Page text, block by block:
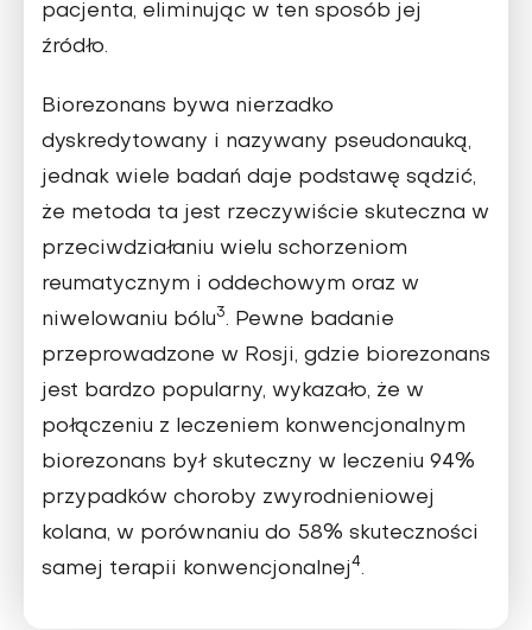
pacjenta, eliminując w ten sposób jej
źródło.
Biorezonans bywa nierzadko
dyskredytowany i nazywany pseudonauką,
jednak wiele badań daje podstawę sądzić,
że metoda ta jest rzeczywiście skuteczna w
przeciwdziałaniu wielu schorzeniom
reumatycznym i oddechowym oraz w
niwelowaniu bólu3. Pewne badanie
przeprowadzone w Rosji, gdzie biorezonans
jest bardzo popularny, wykazało, że w
połączeniu z leczeniem konwencjonalnym
biorezonans był skuteczny w leczeniu 94%
przypadków choroby zwyrodnieniowej
kolana, w porównaniu do 58% skuteczności
samej terapii konwencjonalnej4.